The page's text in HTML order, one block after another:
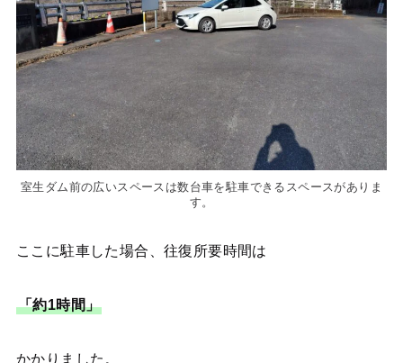
室生ダム前の広いスペースは数台車を駐車できるスペースがありま
す。
ここに駐車した場合、往復所要時間は
「約1時間」
かかりました。